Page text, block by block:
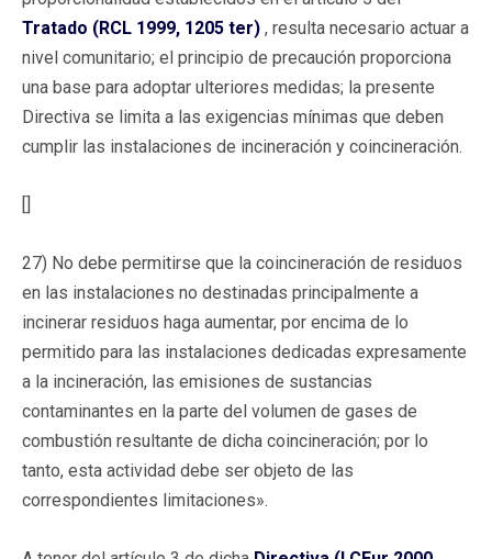
Tratado (RCL 1999, 1205 ter) , resulta necesario actuar a
nivel comunitario; el principio de precaución proporciona
una base para adoptar ulteriores medidas; la presente
Directiva se limita a las exigencias mínimas que deben
cumplir las instalaciones de incineración y coincineración.
[]
27) No debe permitirse que la coincineración de residuos
en las instalaciones no destinadas principalmente a
incinerar residuos haga aumentar, por encima de lo
permitido para las instalaciones dedicadas expresamente
a la incineración, las emisiones de sustancias
contaminantes en la parte del volumen de gases de
combustión resultante de dicha coincineración; por lo
tanto, esta actividad debe ser objeto de las
correspondientes limitaciones».